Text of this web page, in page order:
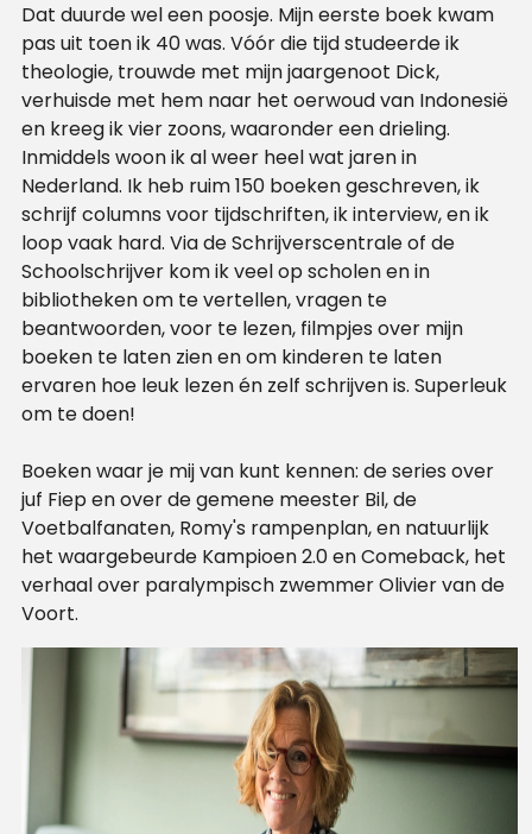
Dat duurde wel een poosje. Mijn eerste boek kwam
pas uit toen ik 40 was. Vóór die tijd studeerde ik
theologie, trouwde met mijn jaargenoot Dick,
verhuisde met hem naar het oerwoud van Indonesië
en kreeg ik vier zoons, waaronder een drieling.
Inmiddels woon ik al weer heel wat jaren in
Nederland. Ik heb ruim 150 boeken geschreven, ik
schrijf columns voor tijdschriften, ik interview, en ik
loop vaak hard. Via de Schrijverscentrale of de
Schoolschrijver kom ik veel op scholen en in
bibliotheken om te vertellen, vragen te
beantwoorden, voor te lezen, filmpjes over mijn
boeken te laten zien en om kinderen te laten
ervaren hoe leuk lezen én zelf schrijven is. Superleuk
om te doen!
Boeken waar je mij van kunt kennen: de series over
juf Fiep en over de gemene meester Bil, de
Voetbalfanaten, Romy's rampenplan, en natuurlijk
het waargebeurde Kampioen 2.0 en Comeback, het
verhaal over paralympisch zwemmer Olivier van de
Voort.